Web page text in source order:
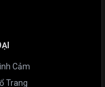
Cảm
Trang